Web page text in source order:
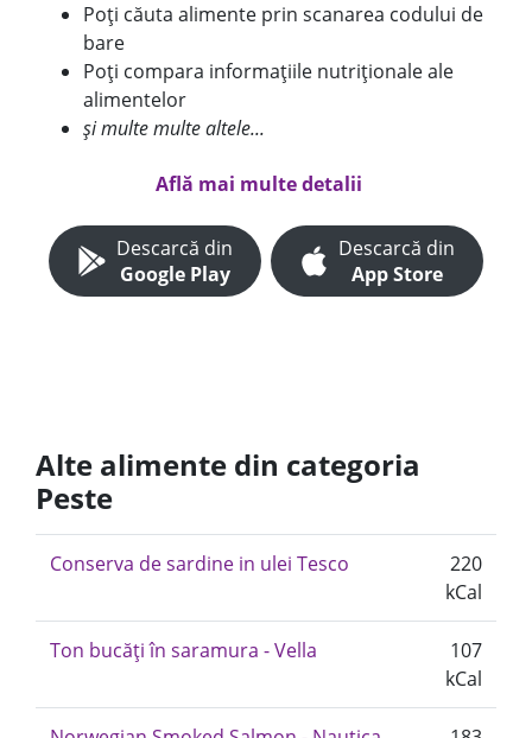
Poți căuta alimente prin scanarea codului de
bare
Poți compara informațiile nutriționale ale
alimentelor
și multe multe altele...
Află mai multe detalii
Descarcă din
Google Play
Descarcă din
App Store
Alte alimente din categoria
Peste
Conserva de sardine in ulei Tesco
220
kCal
Ton bucăți în saramura - Vella
107
kCal